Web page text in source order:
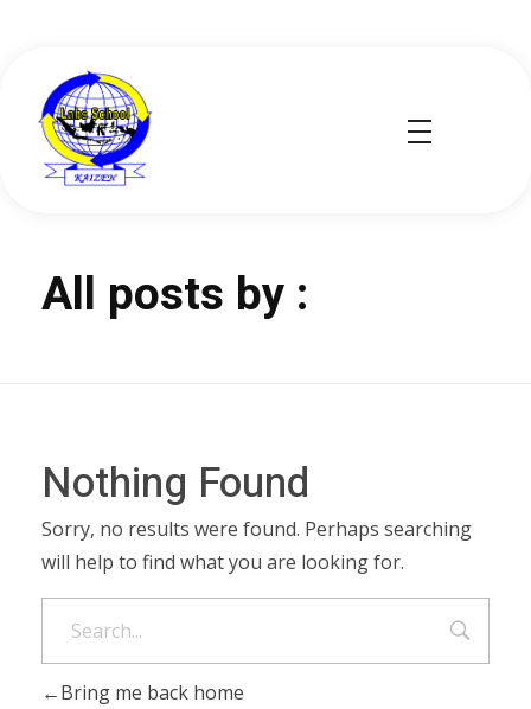
All posts by :
Nothing Found
Sorry, no results were found. Perhaps searching
will help to find what you are looking for.
Bring me back home